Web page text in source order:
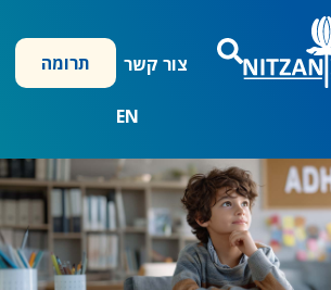
צור קשר
EN
תרומה